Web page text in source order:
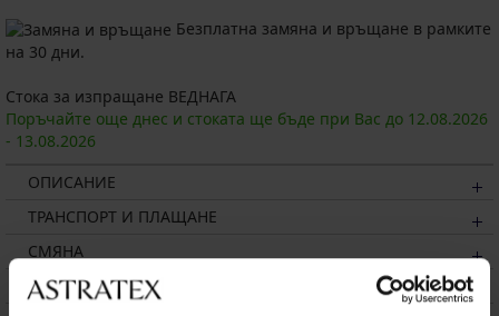
Безплатна замяна и връщане в рамките
на 30 дни.
Стока за изпращане ВЕДНАГА
Поръчайте още днес и стоката ще бъде при Вас до 12.08.2026
- 13.08.2026
ОПИСАНИЕ
ТРАНСПОРТ И ПЛАЩАНЕ
СМЯНА
ПОДДРЪЖКА И ПРАНЕ